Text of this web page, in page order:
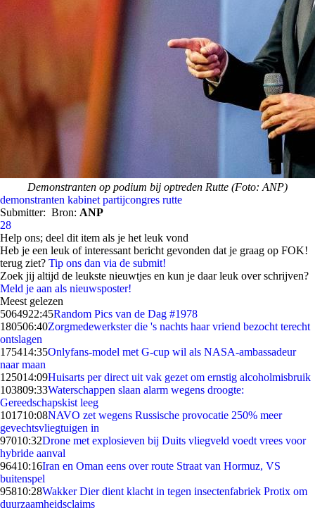
Demonstranten op podium bij optreden Rutte (Foto: ANP)
demonstranten kabinet partijcongres rutte
Submitter: Bron: ANP
28
Help ons; deel dit item als je het leuk vond
Heb je een leuk of interessant bericht gevonden dat je graag op FOK!
terug ziet? Tip ons dan via de submit!
Zoek jij altijd de leukste nieuwtjes en kun je daar leuk over schrijven?
Meld je aan als nieuwsposter!
Meest gelezen
5064922:45Random Pics van de Dag #1978
180506:40Zorgmedewerkster die 's nachts haar vriend bezocht terecht
ontslagen
175414:35Onlyfans-model met G-cup wil als NASA-ambassadeur
naar maan
125014:09Huisarts per direct uit vak gezet om ernstig alcoholmisbruik
103809:33Waterschappen slaan alarm wegens droogte:
Gereedschapskist leeg
101710:08NAVO zet wegens Russische provocatie 250% meer
gevechtsvliegtuigen in
97010:32Drone met explosieven bij Duits vliegveld voedt vrees voor
hybride aanval
96410:16Iran en Oman eens over route Straat van Hormuz, VS
buitenspel
95810:28Wakker Dier dient klacht in tegen insectenfabriek Protix om
duurzaamheidsclaims